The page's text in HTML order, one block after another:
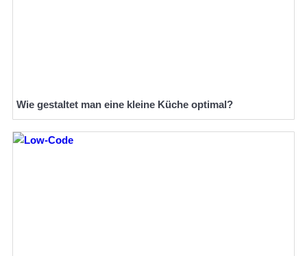
Wie gestaltet man eine kleine Küche optimal?